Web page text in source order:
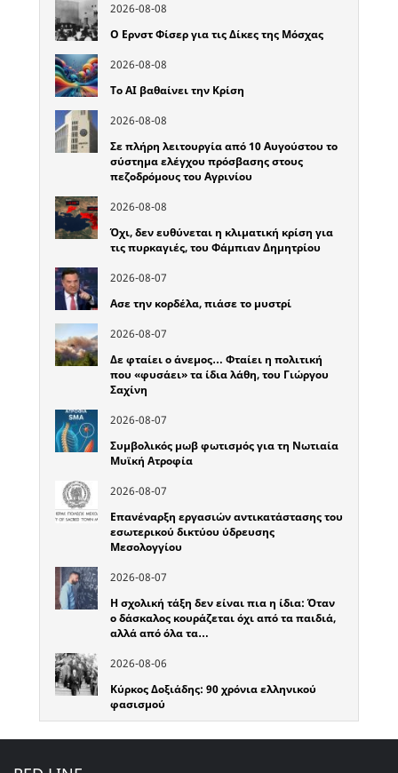
2026-08-08
Ο Ερνστ Φίσερ για τις Δίκες της Μόσχας
2026-08-08
Το ΑΙ βαθαίνει την Κρίση
2026-08-08
Σε πλήρη λειτουργία από 10 Αυγούστου το
σύστημα ελέγχου πρόσβασης στους
πεζοδρόμους του Αγρινίου
2026-08-08
Όχι, δεν ευθύνεται η κλιματική κρίση για
τις πυρκαγιές, του Φάμπιαν Δημητρίου
2026-08-07
Ασε την κορδέλα, πιάσε το μυστρί
2026-08-07
Δε φταίει ο άνεμος… Φταίει η πολιτική
που «φυσάει» τα ίδια λάθη, του Γιώργου
Σαχίνη
2026-08-07
Συμβολικός μωβ φωτισμός για τη Νωτιαία
Μυϊκή Ατροφία
2026-08-07
Επανέναρξη εργασιών αντικατάστασης του
εσωτερικού δικτύου ύδρευσης
Μεσολογγίου
2026-08-07
Η σχολική τάξη δεν είναι πια η ίδια: Όταν
ο δάσκαλος κουράζεται όχι από τα παιδιά,
αλλά από όλα τα…
2026-08-06
Κύρκος Δοξιάδης: 90 χρόνια ελληνικού
φασισμού